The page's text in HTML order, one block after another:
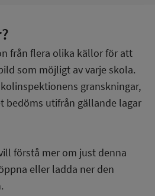
från flera olika källor för att
som möjligt av varje skola.
granskningar,
bedöms utifrån gällande lagar
förstå mer om just denna
eller ladda ner den